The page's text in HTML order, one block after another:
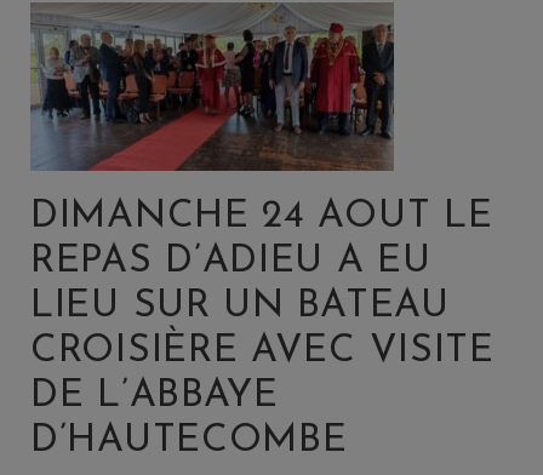
DIMANCHE 24 AOUT LE
REPAS D’ADIEU A EU
LIEU SUR UN BATEAU
CROISIÈRE AVEC VISITE
DE L’ABBAYE
D’HAUTECOMBE